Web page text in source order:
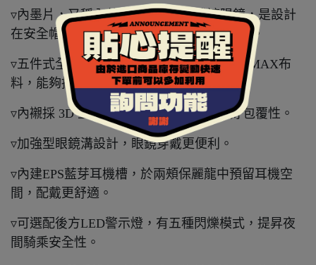
▿內墨片，又稱內藏鏡、內置鏡片或遮陽鏡，是設計
在安全帽內的太陽眼鏡，採用抗UV400鏡片。
▿五件式全可拆內襯，採用奈米竹炭+COOLMAX布
料，能夠排除體表溼氣及熱氣並抑菌除臭。
▿內襯採 3D 立體剪裁設計，提供臉頰良好包覆性。
▿加強型眼鏡溝設計，眼鏡穿戴更便利。
▿內建EPS藍芽耳機槽，於兩頰保麗龍中預留耳機空
間，配戴更舒適。
▿可選配後方LED警示燈，有五種閃爍模式，提昇夜
間騎乘安全性。